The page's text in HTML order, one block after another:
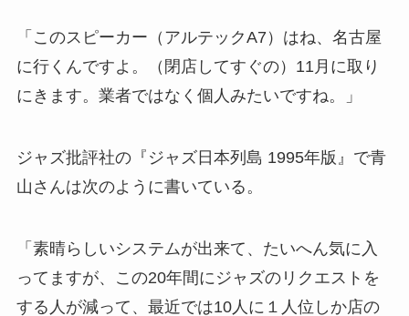
「このスピーカー（アルテックA7）はね、名古屋
に行くんですよ。（閉店してすぐの）11月に取り
にきます。業者ではなく個人みたいですね。」
ジャズ批評社の『ジャズ日本列島 1995年版』で青
山さんは次のように書いている。
「素晴らしいシステムが出来て、たいへん気に入
ってますが、この20年間にジャズのリクエストを
する人が減って、最近では10人に１人位しか店の